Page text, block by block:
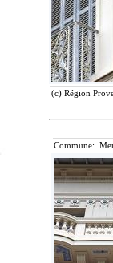
(c) Région
Commune: